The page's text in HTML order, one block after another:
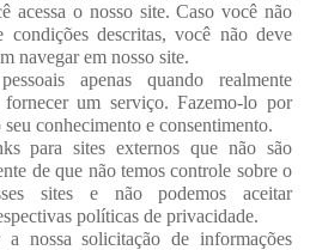
acessa o nosso site. Caso você não
descritas, você não deve
navegar em nosso site.
apenas quando realmente
um serviço. Fazemo-lo por
conhecimento e consentimento.
para sites externos que não são
de que não temos controle sobre o
sites e não podemos aceitar
políticas de privacidade.
nossa solicitação de informações